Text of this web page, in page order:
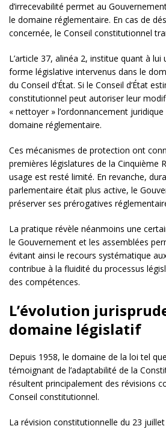
d’irrecevabilité permet au
le domaine réglementaire. En cas de
concernée, le Conseil constitutionnel
L’article 37, alinéa 2, institue quant à
forme législative intervenus dans le
du Conseil d’État. Si le Conseil d’État
constitutionnel peut autoriser leur
« nettoyer » l’ordonnancement
domaine réglementaire.
Ces mécanismes de protection ont
premières législatures de la Cinquième
usage est resté limité. En revanche,
parlementaire était plus active, le
préserver ses prérogatives
La pratique révèle néanmoins une
le Gouvernement et les assemblées
évitant ainsi le recours systématique
contribue à la fluidité du processus
des compétences.
L’évolution
domaine législatif
Depuis 1958, le domaine de la loi tel
témoignant de l’adaptabilité de la
résultent principalement des révisions
Conseil constitutionnel.
La révision constitutionnelle du 23